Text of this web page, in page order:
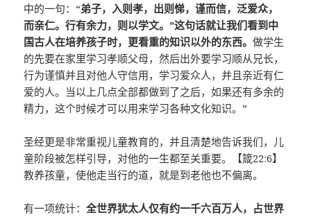
中的一句：“弟子，入则孝，出则悌，谨而信，泛爱众，
而亲仁。行有余力，则以学文。”这句话就让我们看到中
国古人在培养孩子时，更看重的知识以外的东西。做学生
的先要在家里学习孝顺父母，然后出外要学习顺从兄长，
行为谨慎并且对他人守信用，学习爱众人，并且亲近有仁
爱的人。当以上几点全部都做到了之后，如果还有多余的
精力，这个时候才可以用来学习各种文化知识。”
圣经更是非常重视儿童教育的，并且清楚地告诉我们，儿
童阶段被怎样引导，对他的一生都至关重要。【箴22:6】
教养孩童，使他走当行的道，就是到老他也不偏离。
有一项统计：全世界犹太人仅有约一千六百万人，占世界